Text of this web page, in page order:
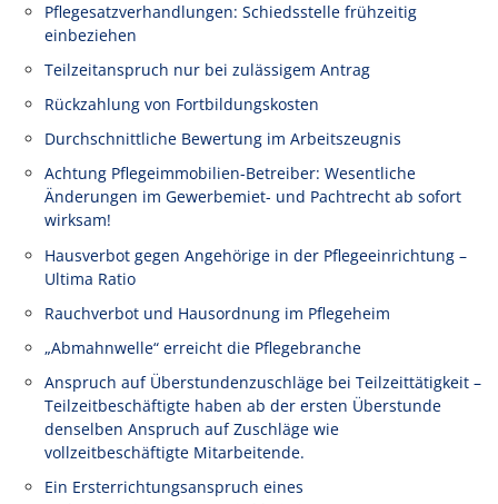
Pflegesatzverhandlungen: Schiedsstelle frühzeitig
einbeziehen
Teilzeitanspruch nur bei zulässigem Antrag
Rückzahlung von Fortbildungskosten
Durchschnittliche Bewertung im Arbeitszeugnis
Achtung Pflegeimmobilien-Betreiber: Wesentliche
Änderungen im Gewerbemiet- und Pachtrecht ab sofort
wirksam!
Hausverbot gegen Angehörige in der Pflegeeinrichtung –
Ultima Ratio
Rauchverbot und Hausordnung im Pflegeheim
„Abmahnwelle“ erreicht die Pflegebranche
Anspruch auf Überstundenzuschläge bei Teilzeittätigkeit –
Teilzeitbeschäftigte haben ab der ersten Überstunde
denselben Anspruch auf Zuschläge wie
vollzeitbeschäftigte Mitarbeitende.
Ein Ersterrichtungsanspruch eines